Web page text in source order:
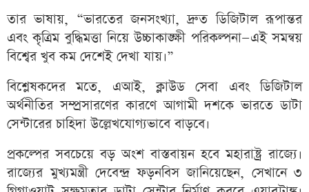
তার ভাষায়, “ভারতের জনসংখ্যা, দ্রুত ডিজিটাল রূপান্তর
এবং কৃত্রিম বুদ্ধিমত্তা নিয়ে উচ্চাকাঙ্ক্ষী পরিকল্পনা—এই সমন্বয়
বিশ্বের খুব কম দেশেই দেখা যায়।”
বিশ্লেষকদের মতে, এআই, ক্লাউড সেবা এবং ডিজিটাল
অর্থনীতির সম্প্রসারণের কারণে আগামী দশকে ভারতে ডাটা
সেন্টারের চাহিদা উল্লেখযোগ্যভাবে বাড়বে।
প্রকল্পের সবচেয়ে বড় অংশ বাস্তবায়ন হবে মহারাষ্ট্র রাজ্যে।
রাজ্যের মুখ্যমন্ত্রী দেবেন্দ্র ফড়নবিস জানিয়েছেন, সেখানে ৩